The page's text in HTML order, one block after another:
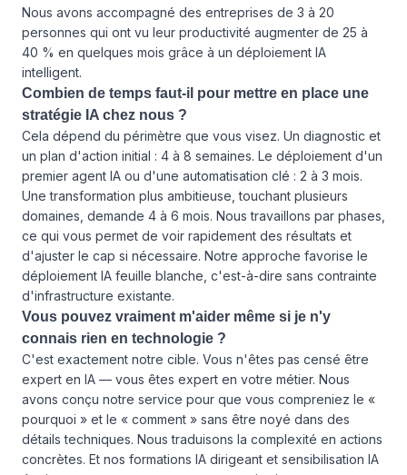
Nous avons accompagné des entreprises de 3 à 20
personnes qui ont vu leur productivité augmenter de 25 à
40 % en quelques mois grâce à un déploiement IA
intelligent.
Combien de temps faut-il pour mettre en place une
stratégie IA chez nous ?
Cela dépend du périmètre que vous visez. Un diagnostic et
un plan d'action initial : 4 à 8 semaines. Le déploiement d'un
premier agent IA ou d'une automatisation clé : 2 à 3 mois.
Une transformation plus ambitieuse, touchant plusieurs
domaines, demande 4 à 6 mois. Nous travaillons par phases,
ce qui vous permet de voir rapidement des résultats et
d'ajuster le cap si nécessaire. Notre approche favorise le
déploiement IA feuille blanche, c'est-à-dire sans contrainte
d'infrastructure existante.
Vous pouvez vraiment m'aider même si je n'y
connais rien en technologie ?
C'est exactement notre cible. Vous n'êtes pas censé être
expert en IA — vous êtes expert en votre métier. Nous
avons conçu notre service pour que vous compreniez le «
pourquoi » et le « comment » sans être noyé dans des
détails techniques. Nous traduisons la complexité en actions
concrètes. Et nos formations IA dirigeant et sensibilisation IA